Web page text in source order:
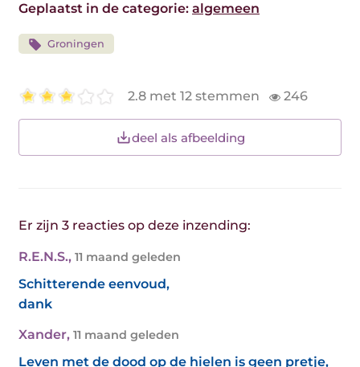
Geplaatst in de categorie: algemeen
Groningen
2.8 met 12 stemmen 246
deel als afbeelding
Er zijn 3 reacties op deze inzending:
R.E.N.S., 11 maand geleden
Schitterende eenvoud,
dank
Xander, 11 maand geleden
Leven met de dood op de hielen is geen pretje,